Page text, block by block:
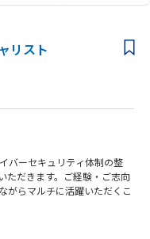
リスト
バーセキュリティ体制の整
ただきます。ご経験・ご志向
がらマルチに活躍いただくこ
を対象に情報セキュリティ